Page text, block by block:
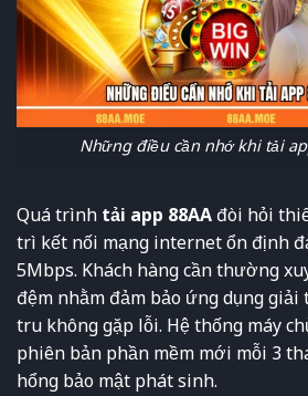
Những điều cần nhớ khi tải
Quá trìnhtải app 88AAđòi hỏi
trì kết nối mạng internet ổn định
5Mbps. Khách hàng cần thường
đệm nhằm đảm bảo ứng dụng
tru không gặp lỗi. Hệ thống máy
phiên bản phần mềm mới mỗi 3
hổng bảo mật phát sinh.